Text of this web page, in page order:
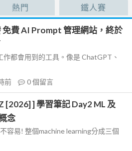
熱門 鐵人賽
免費 AI Prompt 管理網站，終於
都會用到的工具。像是 ChatGPT、
前 0個留言
[2026] ] 學習筆記 Day2 ML 及
念
容易! 整個machine learning分成三個